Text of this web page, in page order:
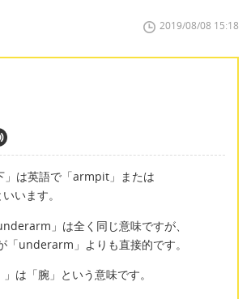
2019/08/08 15:18
」は英語で「armpit」または
います。
」は全く同じ意味ですが、
「underarm」よりも直接的です。
は「腕」という意味です。